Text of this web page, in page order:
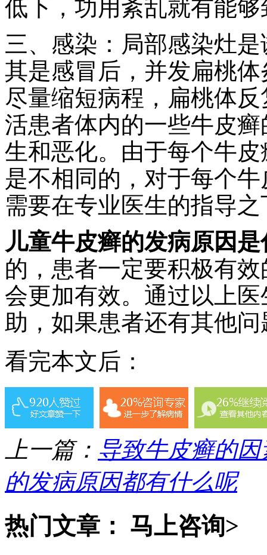
低下，功用紊乱就有能够
三、感染：局部感染灶
其是感冒后，并发扁桃
尽量缩短病程，扁桃体
活患者体内的一些牛皮
生和恶化。由于每个牛
是不相同的，对于每个
需要在专业医生的指导
儿童牛皮癣的发病原因是
的，患者一定要积极有
会更加有效。通过以上
助，如果患者还有其他
看完本文后：
上一篇： 导致牛皮癣的
的发病原因都有什么呢
热门文章： 马上咨询>